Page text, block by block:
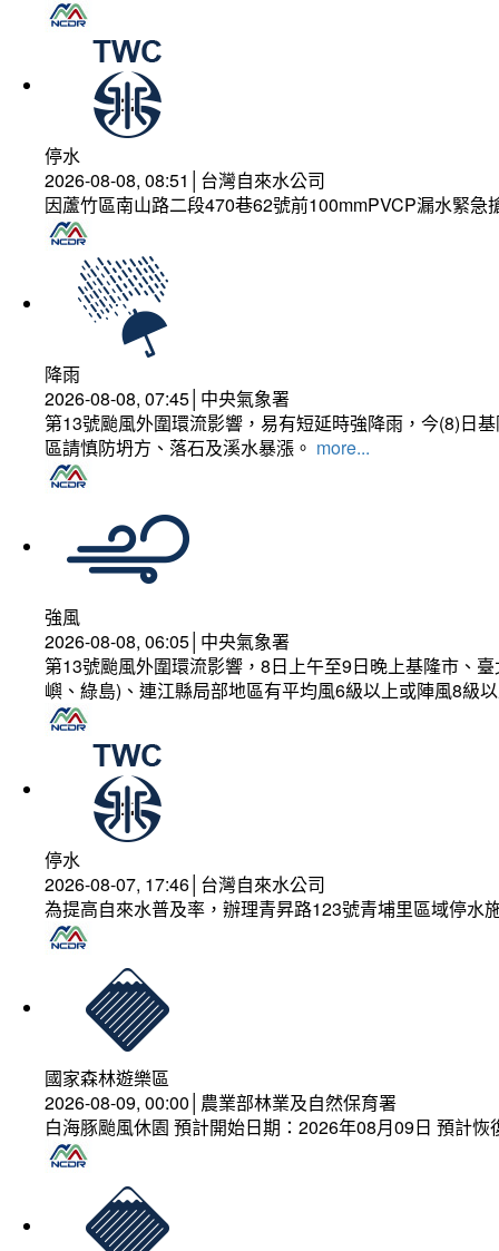
停水
2026-08-08, 08:51│台灣自來水公司
因蘆竹區南山路二段470巷62號前100mmPVCP漏水緊急
降雨
2026-08-08, 07:45│中央氣象署
第13號颱風外圍環流影響，易有短延時強降雨，今(8)日
區請慎防坍方、落石及溪水暴漲。 more...
強風
2026-08-08, 06:05│中央氣象署
第13號颱風外圍環流影響，8日上午至9日晚上基隆市、
嶼、綠島)、連江縣局部地區有平均風6級以上或陣風8級
停水
2026-08-07, 17:46│台灣自來水公司
為提高自來水普及率，辦理青昇路123號青埔里區域停水
國家森林遊樂區
2026-08-09, 00:00│農業部林業及自然保育署
白海豚颱風休園 預計開始日期：2026年08月09日 預計